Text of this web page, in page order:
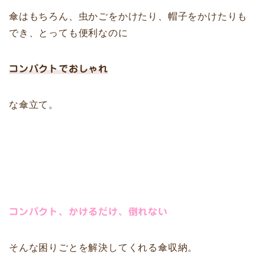
傘はもちろん、虫かごをかけたり、帽子をかけたりも
でき、とっても便利なのに
コンパクトでおしゃれ
な傘立て。
コンパクト、かけるだけ、倒れない
そんな困りごとを解決してくれる傘収納。